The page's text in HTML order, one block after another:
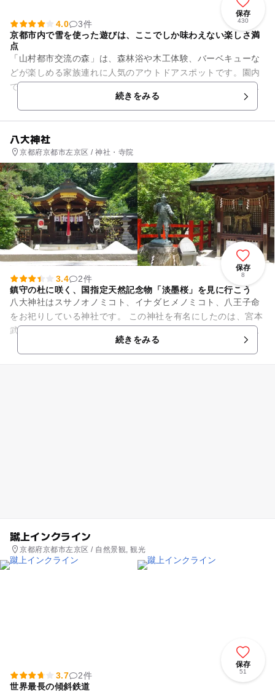
保存
430
4.0
3件
京都市内で雪を使った遊びは、ここでしか味わえない楽しさ満
点
「山村都市交流の森」は、森林浴や木工体験、バーベキューな
どが楽しめる家族連れに人気のアウトドアスポットです。園内
では、ハイキングや森林散策、自然観察、昆虫採集、川遊び、
バードウオッチングなどを楽...続きをみる
八大神社
京都府京都市左京区 / 神社・寺院
保存
8
3.4
2件
鎮守の杜に咲く、国指定天然記念物「淡墨桜」を見に行こう
八大神社はスサノオノミコト、イナダヒメノミコト、八王子命
をお祀りしている神社です。 この神社を有名にしたのは、宮本
武蔵です。吉岡道場一派との戦い「一乗寺下り松の決闘」の舞
続きをみる
蹴上インクライン
京都府京都市左京区 / 自然景観, 観光
保存
51
3.7
2件
世界最長の傾斜鉄道